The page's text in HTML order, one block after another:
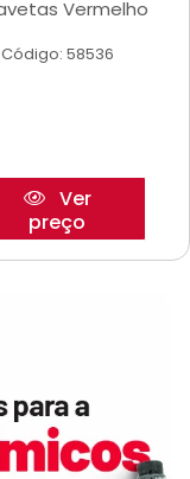
Vermelho
Código: 58536
Ver
preço